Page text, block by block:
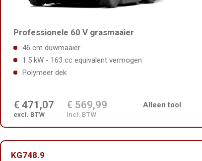
Professionele 60 V grasmaaier
46 cm duwmaaier
1.5 kW - 163 cc equivalent vermogen
Polymeer dek
€ 471,07
excl. BTW
€ 569,99
incl. BTW
Alleen tool
KG748.9